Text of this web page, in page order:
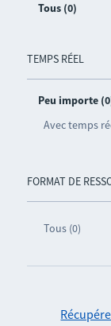
Tous (0)
TEMPS RÉEL
Peu importe
Avec temps
FORMAT DE
Tous (0)